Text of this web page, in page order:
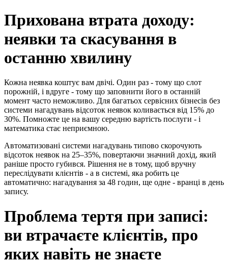
Прихована втрата доходу:
неявки та скасування в
останню хвилину
Кожна неявка коштує вам двічі. Один раз - тому що слот
порожній, і вдруге - тому що заповнити його в останній
момент часто неможливо. Для багатьох сервісних бізнесів без
системи нагадувань відсоток неявок коливається від 15% до
30%. Помножте це на вашу середню вартість послуги - і
математика стає неприємною.
Автоматизовані системи нагадувань типово скорочують
відсоток неявок на 25–35%, повертаючи значний дохід, який
раніше просто губився. Рішення не в тому, щоб вручну
переслідувати клієнтів - а в системі, яка робить це
автоматично: нагадування за 48 годин, ще одне - вранці в день
запису.
Проблема тертя при записі:
ви втрачаєте клієнтів, про
яких навіть не знаєте